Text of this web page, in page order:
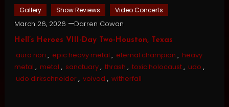
Gallery Show Reviews Video Concerts
March 26, 2026 Darren Cowan
Hell’s Heroes VIII-Day Two-Houston, Texas
aura nori , epic heavy metal , eternal champion , heavy
metal , metal , sanctuary, thrash , toxic holocaust, udo ,
udo dirkschneider, voivod , witherfall